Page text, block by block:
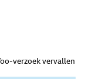
verzoek vervallen